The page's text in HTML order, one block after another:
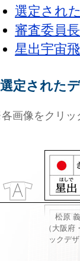
選定され
審査委員
星出宇宙
選定された
画像をクリッ
松原
（大阪府
ックデ